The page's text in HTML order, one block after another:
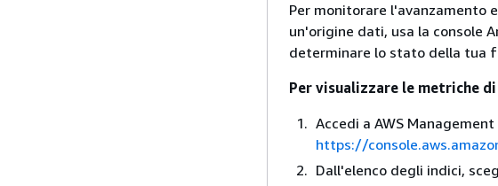
Per monitorare l'avanzamento
un'origine dati, usa la console
determinare lo stato della tua
Per visualizzare le metriche
Accedi a AWS
https://
Dall'elenco degli indici,